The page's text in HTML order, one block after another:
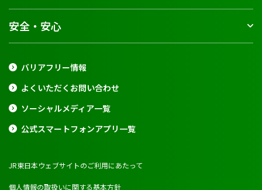
安全・安心
バリアフリー情報
よくいただくお問い合わせ
ソーシャルメディア一覧
公式スマートフォンアプリ一覧
JR東日本ウェブサイトのご利用にあたって
個人情報の取扱いに関する基本方針